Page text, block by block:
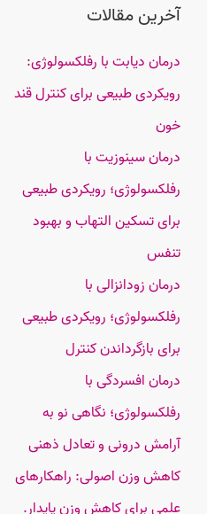
آخرین مقالات
درمان دیابت با رفلکسولوژی:
رویکردی طبیعی برای کنترل قند
خون
درمان سینوزیت با
رفلکسولوژی؛ رویکردی طبیعی
برای تسکین التهاب و بهبود
تنفس
درمان زودانزالی با
رفلکسولوژی؛ رویکردی طبیعی
برای بازگرداندن کنترل
درمان افسردگی با
رفلکسولوژی؛ نگاهی نو به
آرامش درونی و تعادل ذهنی
کاهش وزن اصولی: راهکارهای
علمی برای کاهش وزن پایدار.